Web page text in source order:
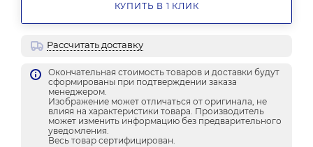
КУПИТЬ В 1 КЛИК
Рассчитать доставку
Окончательная стоимость товаров и доставки будут
сформированы при подтверждении заказа
менеджером.
Изображение может отличаться от оригинала, не
влияя на характеристики товара. Производитель
может изменить информацию без предварительного
уведомления.
Весь товар сертифицирован.